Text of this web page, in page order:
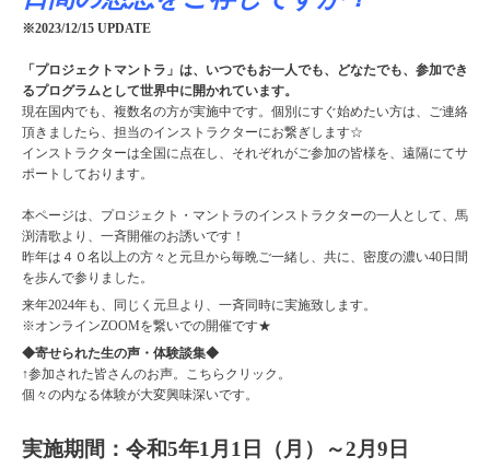
※2023/12/15 UPDATE
「プロジェクトマントラ」は、いつでもお一人でも、どなたでも、参加でき
るプログラムとして世界中に開かれています。
現在国内でも、複数名の方が実施中です。個別にすぐ始めたい方は、ご連絡
頂きましたら、担当のインストラクターにお繋ぎします☆
インストラクターは全国に点在し、それぞれがご参加の皆様を、遠隔にてサ
ポートしております。
本ページは、プロジェクト・マントラのインストラクターの一人として、馬
渕清歌より、一斉開催のお誘いです！
昨年は４０名以上の方々と元旦から毎晩ご一緒し、共に、密度の濃い40日間
を歩んで参りました。
来年2024年も、同じく元旦より、一斉同時に実施致します。
※オンラインZOOMを繋いでの開催です★
◆寄せられた生の声・体験談集◆
↑参加された皆さんのお声。こちらクリック。
個々の内なる体験が大変興味深いです。
実施期間：令和5年1月1日（月）～2月9日